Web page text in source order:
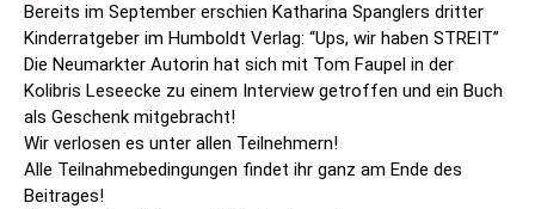
Bereits im September erschien Katharina Spanglers dritter
Kinderratgeber im Humboldt Verlag: “Ups, wir haben STREIT”
Die Neumarkter Autorin hat sich mit Tom Faupel in der
Kolibris Leseecke zu einem Interview getroffen und ein Buch
als Geschenk mitgebracht!
Wir verlosen es unter allen Teilnehmern!
Alle Teilnahmebedingungen findet ihr ganz am Ende des
Beitrages!